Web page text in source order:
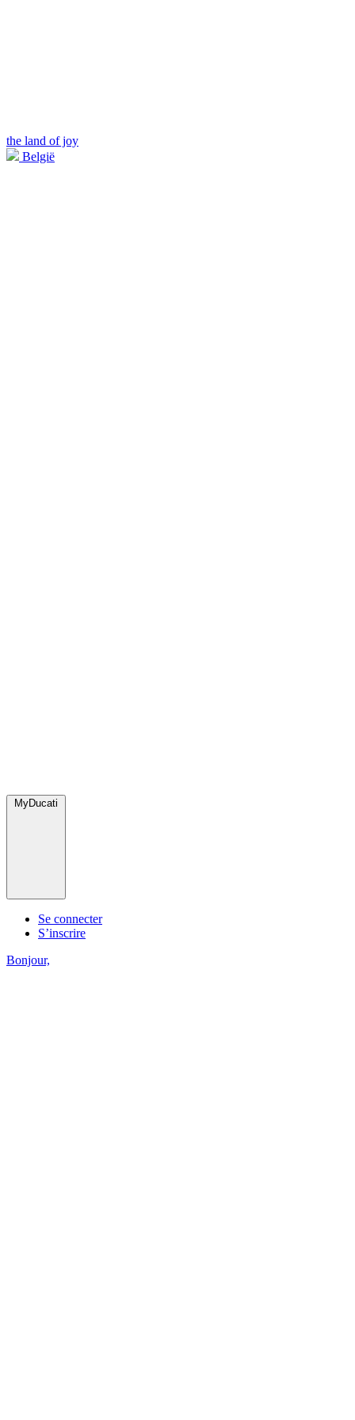
the land of joy
België
MyDucati
Se connecter
S’inscrire
Bonjour,